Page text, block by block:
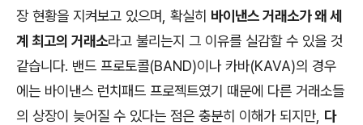
장 현황을 지켜보고 있으며, 확실히 바이낸스 거래소가 왜 세
계 최고의 거래소라고 불리는지 그 이유를 실감할 수 있을 것
같습니다. 밴드 프로토콜(BAND)이나 카바(KAVA)의 경우
에는 바이낸스 런치패드 프로젝트였기 때문에 다른 거래소들
의 상장이 늦어질 수 있다는 점은 충분히 이해가 되지만, 다